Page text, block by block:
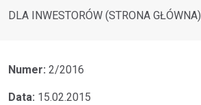
DLA INWESTORÓW (STRONA GŁÓWNA)
Numer: 2/2016
Data: 15.02.2015